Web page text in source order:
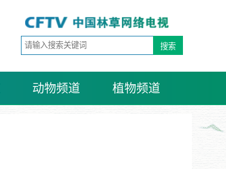
动物频道 植物频道